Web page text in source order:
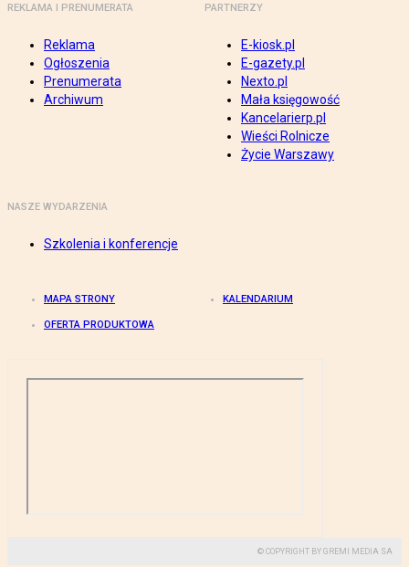
REKLAMA I PRENUMERATA
Reklama
Ogłoszenia
Prenumerata
Archiwum
PARTNERZY
E-kiosk.pl
E-gazety.pl
Nexto.pl
Mała księgowość
Kancelarierp.pl
Wieści Rolnicze
Życie Warszawy
NASZE WYDARZENIA
Szkolenia i konferencje
MAPA STRONY KALENDARIUM
OFERTA PRODUKTOWA
© COPYRIGHT BY GREMI MEDIA SA